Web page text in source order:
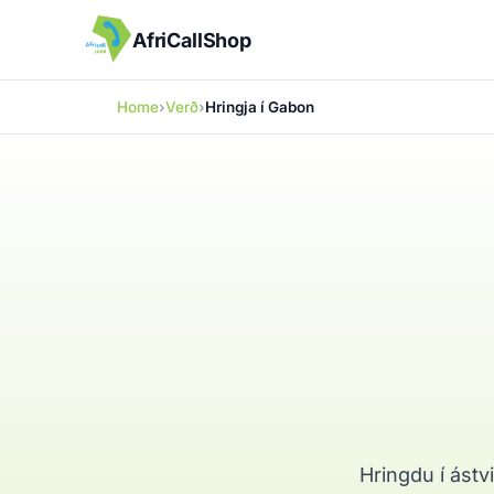
AfriCallShop
Home Verð Hringja í Gabon
Hringdu í